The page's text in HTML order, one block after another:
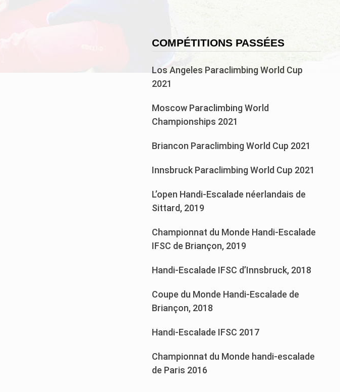
COMPÉTITIONS PASSÉES
Los Angeles Paraclimbing World Cup
2021
Moscow Paraclimbing World
Championships 2021
Briancon Paraclimbing World Cup 2021
Innsbruck Paraclimbing World Cup 2021
L’open Handi-Escalade néerlandais de
Sittard, 2019
Championnat du Monde Handi-Escalade
IFSC de Briançon, 2019
Handi-Escalade IFSC d’Innsbruck, 2018
Coupe du Monde Handi-Escalade de
Briançon, 2018
Handi-Escalade IFSC 2017
Championnat du Monde handi-escalade
de Paris 2016